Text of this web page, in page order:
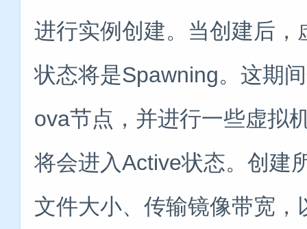
进行实例创建。当创建后
状态将是Spawning。这期
ova节点，并进行一些虚拟
将会进入Active状态。创建
文件大小、传输镜像带宽